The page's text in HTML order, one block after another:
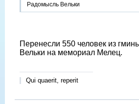
Радомысль Вельки
Перенесли 550 человек из
Вельки на мемориал Мелец.
Qui quaerit, reperit